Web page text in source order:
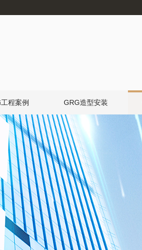
程案例 GRG造型安装